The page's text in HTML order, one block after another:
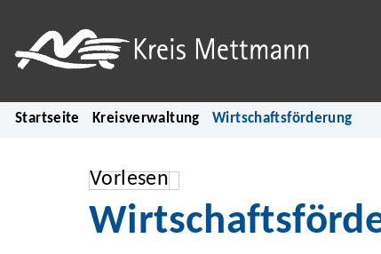
Startseite Kreisverwaltung Wirtschaftsförderung
Vorlesen